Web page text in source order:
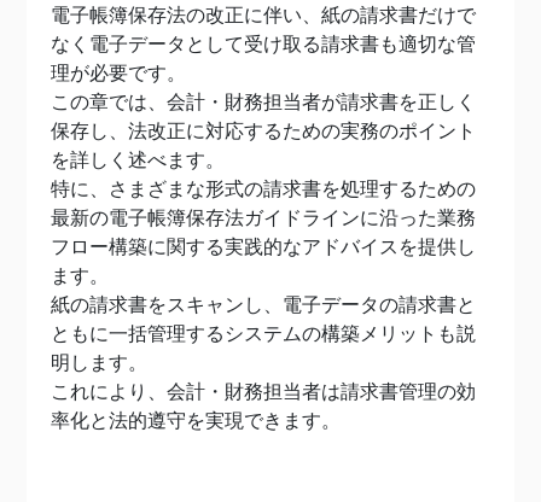
電子帳簿保存法の改正に伴い、紙の請求書だけで
なく電子データとして受け取る請求書も適切な管
理が必要です。
この章では、会計・財務担当者が請求書を正しく
保存し、法改正に対応するための実務のポイント
を詳しく述べます。
特に、さまざまな形式の請求書を処理するための
最新の電子帳簿保存法ガイドラインに沿った業務
フロー構築に関する実践的なアドバイスを提供し
ます。
紙の請求書をスキャンし、電子データの請求書と
ともに一括管理するシステムの構築メリットも説
明します。
これにより、会計・財務担当者は請求書管理の効
率化と法的遵守を実現できます。